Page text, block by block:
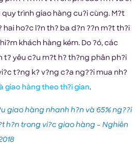
trình giao hàng cu?i cùng. M?t
hai ho?c l?n th? ba d?n ??n m?t th?i
khách hàng kém. Do ?ó, các
t? yêu c?u m?t h? th?ng phân ph?i
t?ng k? v?ng c?a ng??i mua nh?
giao hàng theo th?i gian.
giao hàng nhanh h?n và 65% ng??i
h?n trong vi?c giao hàng – Nghiên